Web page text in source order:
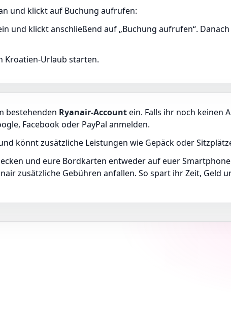
und klickt auf Buchung aufrufen:
und klickt anschließend auf „Buchung aufrufen“.
Kroatien-Urlaub starten.
bestehenden Ryanair-Accountein. Falls ihr noch keinen
Facebook oder PayPal anmelden.
könnt zusätzliche Leistungen wie Gepäck oder
und eure Bordkarten entweder auf euer
zusätzliche Gebühren anfallen. So spart ihr Zeit, Geld